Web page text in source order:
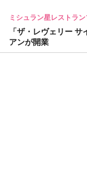
ミシュラン星レストラ
「ザ・レヴェリー
アンが開業